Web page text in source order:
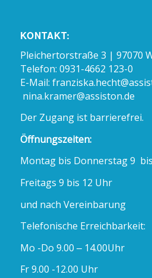
KONTAKT:
Pleichertorstraße 3 | 97070
Telefon: 0931-4662 123-0
E-Mail:
nina.kramer@assiston.de
Der Zugang ist barrierefrei.
Öffnungszeiten:
Montag bis Donnerstag 9
Freitags 9 bis 12 Uhr
und nach Vereinbarung
Telefonische Erreichbarkeit:
Mo -Do 9.00 – 14.00Uhr
Fr 9.00 -12.00 Uhr